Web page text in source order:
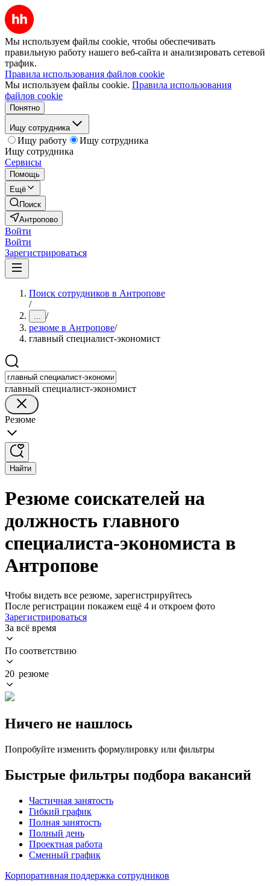
Мы используем файлы cookie, чтобы обеспечивать
правильную работу нашего веб-сайта и анализировать сетевой
трафик.
Правила использования файлов cookie
Мы используем файлы cookie. Правила использования
файлов cookie
Понятно
Ищу сотрудника
Ищу работу
Ищу сотрудника
Ищу сотрудника
Сервисы
Помощь
Ещё
Поиск
Антропово
Войти
Войти
Зарегистрироваться
Поиск сотрудников в Антропове
/
... /
резюме в Антропове/
главный специалист-экономист
главный специалист-экономист
Резюме
Найти
Резюме соискателей на
должность главного
специалиста-экономиста в
Антропове
Чтобы видеть все резюме, зарегистрируйтесь
После регистрации покажем ещё 4 и откроем фото
Зарегистрироваться
За всё время
По соответствию
20 резюме
Ничего не нашлось
Попробуйте изменить формулировку или фильтры
Быстрые фильтры подбора вакансий
Частичная занятость
Гибкий график
Полная занятость
Полный день
Проектная работа
Сменный график
Корпоративная поддержка сотрудников